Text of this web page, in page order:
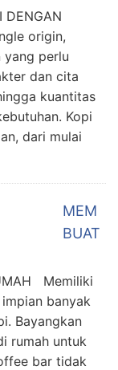
DENGAN
origin,
perlu
dan cita
kuantitas
Kopi
dari mulai
MEM
BUAT
Memiliki
banyak
Bayangkan
rumah untuk
bar tidak